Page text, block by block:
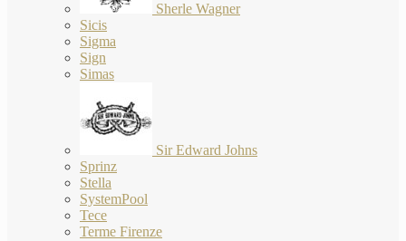
Sherle Wagner
Sicis
Sigma
Sign
Simas
Sir Edward Johns
Sprinz
Stella
SystemPool
Tece
Terme Firenze